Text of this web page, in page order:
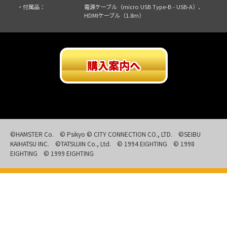
・付属品：
電源ケーブル（micro USB Type-B - USB-A）、
HDMIケーブル（1.8m）
購入案内へ
©HAMSTER Co. © Psikyo © CITY CONNECTION CO., LTD. ©SEIBU
KAIHATSU INC. ©TATSUJIN Co., Ltd. © 1994 EIGHTING © 1998
EIGHTING © 1999 EIGHTING
TOP